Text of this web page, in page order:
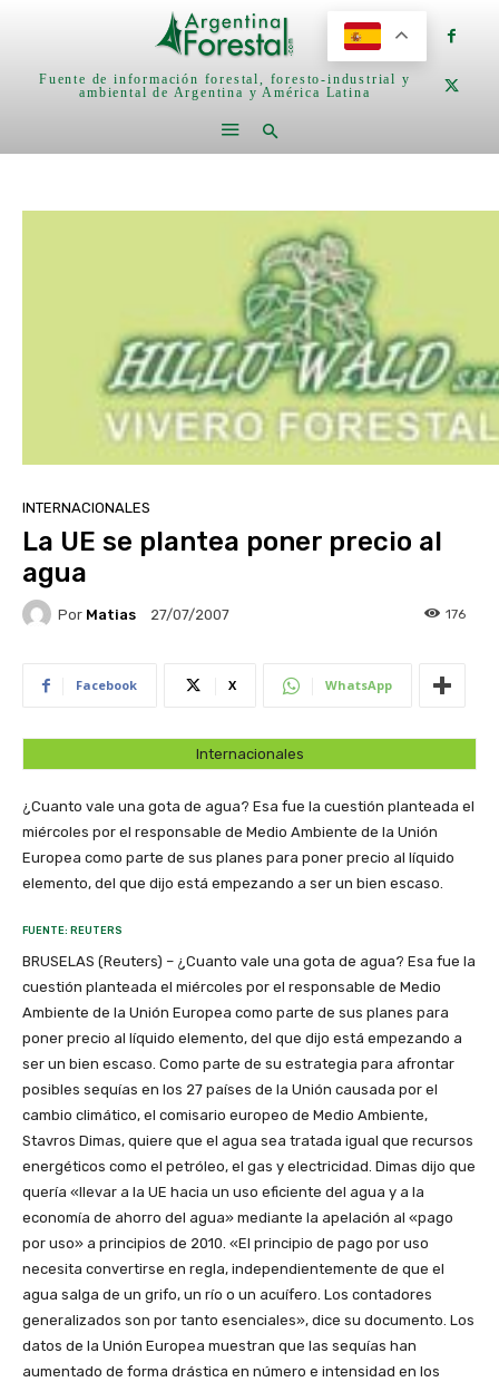
Fuente de información forestal, foresto-industrial y
ambiental de Argentina y América Latina
INTERNACIONALES
La UE se plantea poner precio al
agua
Por Matias 27/07/2007 176
Facebook X WhatsApp
Internacionales
¿Cuanto vale una gota de agua? Esa fue la cuestión planteada el
miércoles por el responsable de Medio Ambiente de la Unión
Europea como parte de sus planes para poner precio al líquido
elemento, del que dijo está empezando a ser un bien escaso.
FUENTE: REUTERS
BRUSELAS (Reuters) – ¿Cuanto vale una gota de agua? Esa fue la
cuestión planteada el miércoles por el responsable de Medio
Ambiente de la Unión Europea como parte de sus planes para
poner precio al líquido elemento, del que dijo está empezando a
ser un bien escaso. Como parte de su estrategia para afrontar
posibles sequías en los 27 países de la Unión causada por el
cambio climático, el comisario europeo de Medio Ambiente,
Stavros Dimas, quiere que el agua sea tratada igual que recursos
energéticos como el petróleo, el gas y electricidad. Dimas dijo que
quería «llevar a la UE hacia un uso eficiente del agua y a la
economía de ahorro del agua» mediante la apelación al «pago
por uso» a principios de 2010. «El principio de pago por uso
necesita convertirse en regla, independientemente de que el
agua salga de un grifo, un río o un acuífero. Los contadores
generalizados son por tanto esenciales», dice su documento. Los
datos de la Unión Europea muestran que las sequías han
aumentado de forma drástica en número e intensidad en los